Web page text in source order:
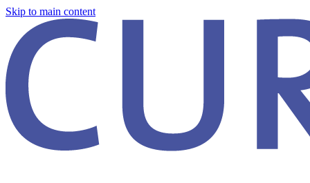
Skip to main content